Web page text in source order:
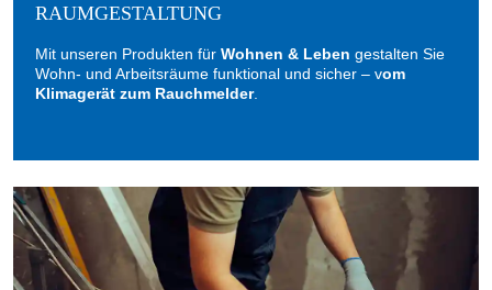
RAUMGESTALTUNG
Mit unseren Produkten für Wohnen & Leben gestalten Sie
Wohn- und Arbeitsräume funktional und sicher – vom
Klimagerät zum Rauchmelder.